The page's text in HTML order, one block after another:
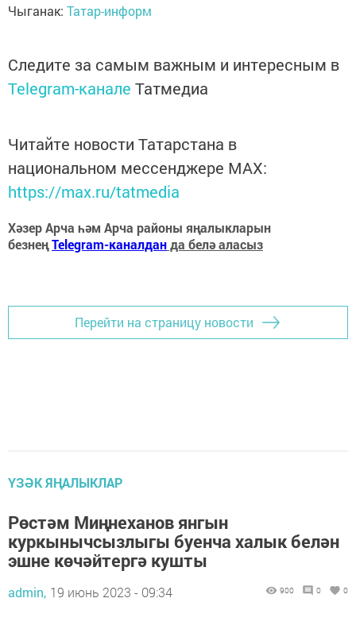
Чыганак: Татар-информ
Следите за самым важным и интересным в
Telegram-канале Татмедиа
Читайте новости Татарстана в
национальном мессенджере MАХ:
https://max.ru/tatmedia
Хәзер Арча һәм Арча районы яңалыкларын
безнеңTelegram-каналданда белә аласыз
Перейти на страницу новости
ҮЗӘК ЯҢАЛЫКЛАР
Рөстәм Миңнеханов янгын
куркынычсызлыгы буенча халык белән
эшне көчәйтергә кушты
admin, 19 июнь 2023 - 09:34 900 0 0